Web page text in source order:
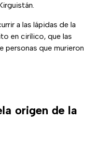
a las lápidas de la
en cirílico, que las
personas que murieron
origen de la